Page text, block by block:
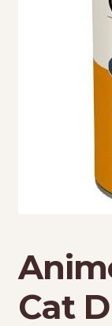
Τσάντες
Επικοινωνία
Φροντίδα –
Cat